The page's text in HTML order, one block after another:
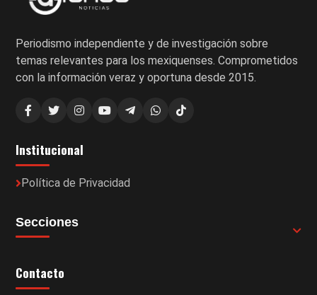
Periodismo independiente y de investigación sobre
temas relevantes para los mexiquenses. Comprometidos
con la información veraz y oportuna desde 2015.
Institucional
Política de Privacidad
Secciones
Contacto